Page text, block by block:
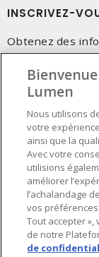
INSCRIVEZ-
Obtenez des
Lumen
Nous utilisons
votre
ainsi que la
Avec votre
utilisions
améliorer
l’achalandage
vos
Tout accepter »,
de notre
de